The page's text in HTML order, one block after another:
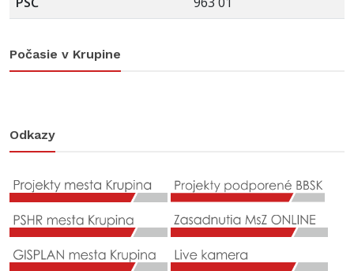
Počasie v Krupine
Odkazy